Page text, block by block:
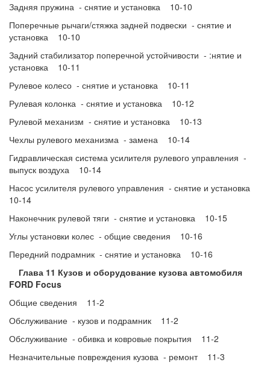
Задняя пружина - снятие и установка 10-10
Поперечные рычаги/стяжка задней подвески - снятие и
установка 10-10
Задний стабилизатор поперечной устойчивости - :нятие и
установка 10-11
Рулевое колесо - снятие и установка 10-11
Рулевая колонка - снятие и установка 10-12
Рулевой механизм - снятие и установка 10-13
Чехлы рулевого механизма - замена 10-14
Гидравлическая система усилителя рулевого управления -
выпуск воздуха 10-14
Насос усилителя рулевого управления - снятие и установка
10-14
Наконечник рулевой тяги - снятие и установка 10-15
Углы установки колес - общие сведения 10-16
Передний подрамник - снятие и установка 10-16
Глава 11 Кузов и оборудование кузова автомобиля
FORD Focus
Общие сведения 11-2
Обслуживание - кузов и подрамник 11-2
Обслуживание - обивка и ковровые покрытия 11-2
Незначительные повреждения кузова - ремонт 11-3